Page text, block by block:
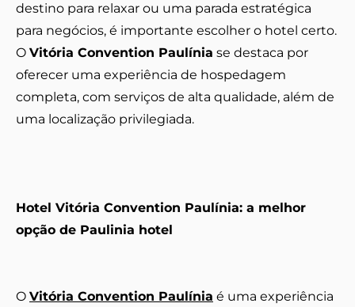
destino para relaxar ou uma parada estratégica
para negócios, é importante escolher o hotel certo.
O Vitória Convention Paulínia se destaca por
oferecer uma experiência de hospedagem
completa, com serviços de alta qualidade, além de
uma localização privilegiada.
Hotel Vitória Convention Paulínia: a melhor
opção de Paulinia hotel
O Vitória Convention Paulínia é uma experiência